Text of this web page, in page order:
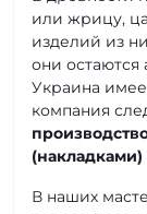
или жрицу,
изделий из
они остаются
Украина
компания
(накладками)
В наших